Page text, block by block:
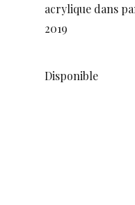
acrylique dans
2019
Disponible